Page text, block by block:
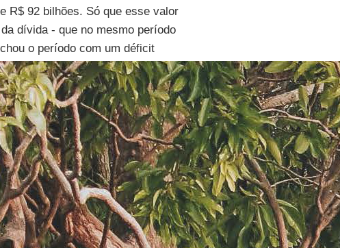
R$ 92 bilhões. Só que esse valor
dívida - que no mesmo período
o período com um déficit